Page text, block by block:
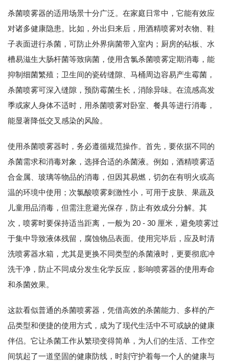
杀菌喷雾器的适用场景十分广泛。在家庭日常中，它能有效应
对诸多健康隐患。比如，外出归来后，用酒精喷雾对衣物、鞋
子表面进行杀菌，可防止外界病菌带入室内；厨房的砧板、水
槽易滋生大肠杆菌等致病菌，使用含氯杀菌喷雾定期消毒，能
抑制细菌繁殖；卫生间的瓷砖缝隙、马桶周边容易产生霉菌，
杀菌喷雾可深入缝隙，预防霉菌生长，消除异味。在流感高发
季或家人身体不适时，用杀菌喷雾对卧室、餐具等进行消毒，
能显著降低交叉感染的风险。
使用杀菌喷雾器时，务必遵循规范操作。首先，要依据不同的
杀菌需求和消毒对象，选择合适的杀菌液。例如，酒精喷雾适
合金属、玻璃等物品的消毒，但因其易燃，切勿在有明火或高
温的环境中使用；次氯酸喷雾刺激性小，可用于皮肤、果蔬及
儿童用品消毒，但需注意避光保存，防止有效成分分解。其
次，喷雾时要保持适当距离，一般为 20 - 30 厘米，避免喷雾过
于集中导致液体残留，腐蚀物品表面。使用完毕后，应及时清
洗喷雾器水箱，尤其是更换不同类型的杀菌液时，更要彻底冲
洗干净，防止不同成分发生化学反应，影响喷雾器的使用寿命
和杀菌效果。
这款看似普通的杀菌喷雾器，凭借高效的杀菌能力、多样的产
品类型和便捷的使用方式，成为了现代生活中不可或缺的健康
伴侣。它让杀菌工作从繁琐变得简单，为人们的生活、工作空
间筑起了一道坚固的健康防线，时刻守护着每一个人的健康与